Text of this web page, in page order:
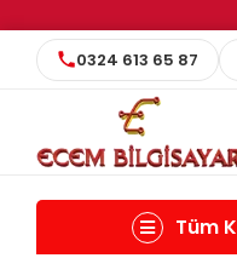
0324 613 65 87
Tüm